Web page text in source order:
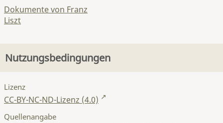
Dokumente von Franz
Liszt
Nutzungsbedingungen
Lizenz
CC-BY-NC-ND-Lizenz (4.0)
Quellenangabe